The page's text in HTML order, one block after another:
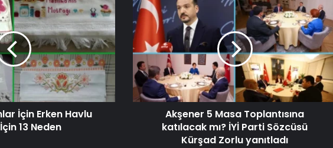
İçin Erken Havlu
13 Neden
Akşener 5 Masa Toplantısına
katılacak mı? İYİ Parti Sözcüsü
Kürşad Zorlu yanıtladı